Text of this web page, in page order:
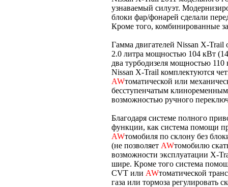
узнаваемый силуэт.
блоки фар/фонарей сделали
Кроме того, комбинированные
Гамма двигателей Nissan X-Trail
2.0 литра мощностью 104 кВт
два турбодизеля мощностью
Nissan X-Trail комплектуются
AWтоматической или
бесступенчатым
возможностью ручного
Благодаря системе полного
функции, как система помощи
AWтомобиля по склону без
(не позволяет AWтомобилю
возможности эксплуатации X-
шире. Кроме того система
CVT или AWтоматической
газа или тормоза регулировать